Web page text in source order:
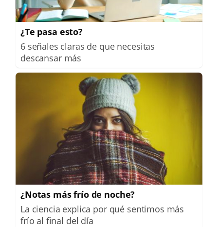
¿Te pasa esto?
6 señales claras de que necesitas
descansar más
¿Notas más frío de noche?
La ciencia explica por qué sentimos más
frío al final del día